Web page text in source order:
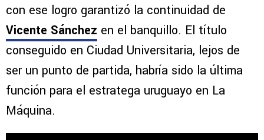
con ese logro garantizó la continuidad de
Vicente Sánchez en el banquillo. El título
conseguido en Ciudad Universitaria, lejos de
ser un punto de partida, habría sido la última
función para el estratega uruguayo en La
Máquina.